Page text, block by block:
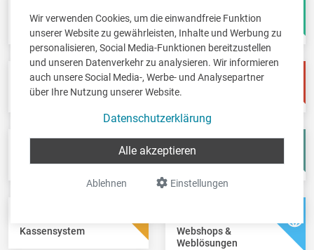
Wir verwenden Cookies, um die einwandfreie Funktion
unserer Website zu gewährleisten, Inhalte und Werbung zu
personalisieren, Social Media-Funktionen bereitzustellen
und unseren Datenverkehr zu analysieren. Wir informieren
auch unsere Social Media-, Werbe- und Analysepartner
über Ihre Nutzung unserer Website.
Datenschutzerklärung
Einstellungen
Ablehnen
Alle akzeptieren
Scan-in
Papierloses Büro
Board-in
Online Dashboard
Pay-in
Lohnbuchhaltung
Time-in
Zeitwirtschaft
Steuererklärungen
Account-in
Jahresabschlüsse
Kassensystem
Webshops &
Weblösungen